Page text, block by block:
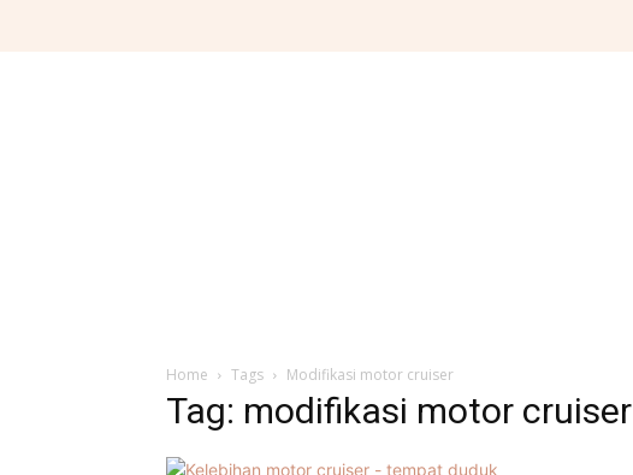
Home Tags Modifikasi motor cruiser
Tag: modifikasi motor cruiser